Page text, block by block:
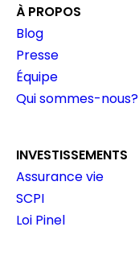
À PROPOS
Blog
Presse
Équipe
Qui sommes-nous?
INVESTISSEMENTS
Assurance vie
SCPI
Loi Pinel